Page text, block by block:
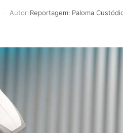
Autor: Reportagem: Paloma